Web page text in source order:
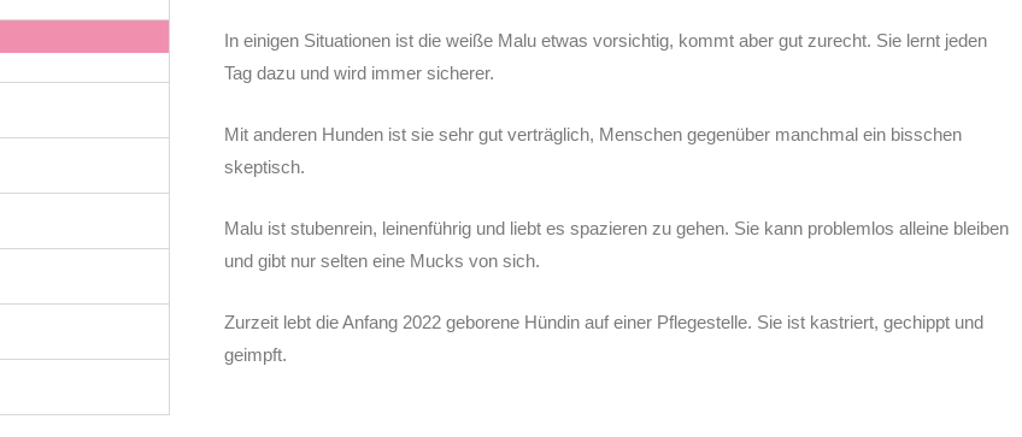
In einigen Situationen ist die weiße Malu etwas vorsichtig, kommt aber gut zurecht. Sie lernt jeden
Tag dazu und wird immer sicherer.
Mit anderen Hunden ist sie sehr gut verträglich, Menschen gegenüber manchmal ein bisschen
skeptisch.
Malu ist stubenrein, leinenführig und liebt es spazieren zu gehen. Sie kann problemlos alleine bleiben
und gibt nur selten eine Mucks von sich.
Zurzeit lebt die Anfang 2022 geborene Hündin auf einer Pflegestelle. Sie ist kastriert, gechippt und
geimpft.